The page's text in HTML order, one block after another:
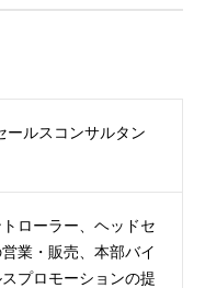
ールスコンサルタン
ローラー、ヘッドセ
業・販売、本部バイ
プロモーションの提